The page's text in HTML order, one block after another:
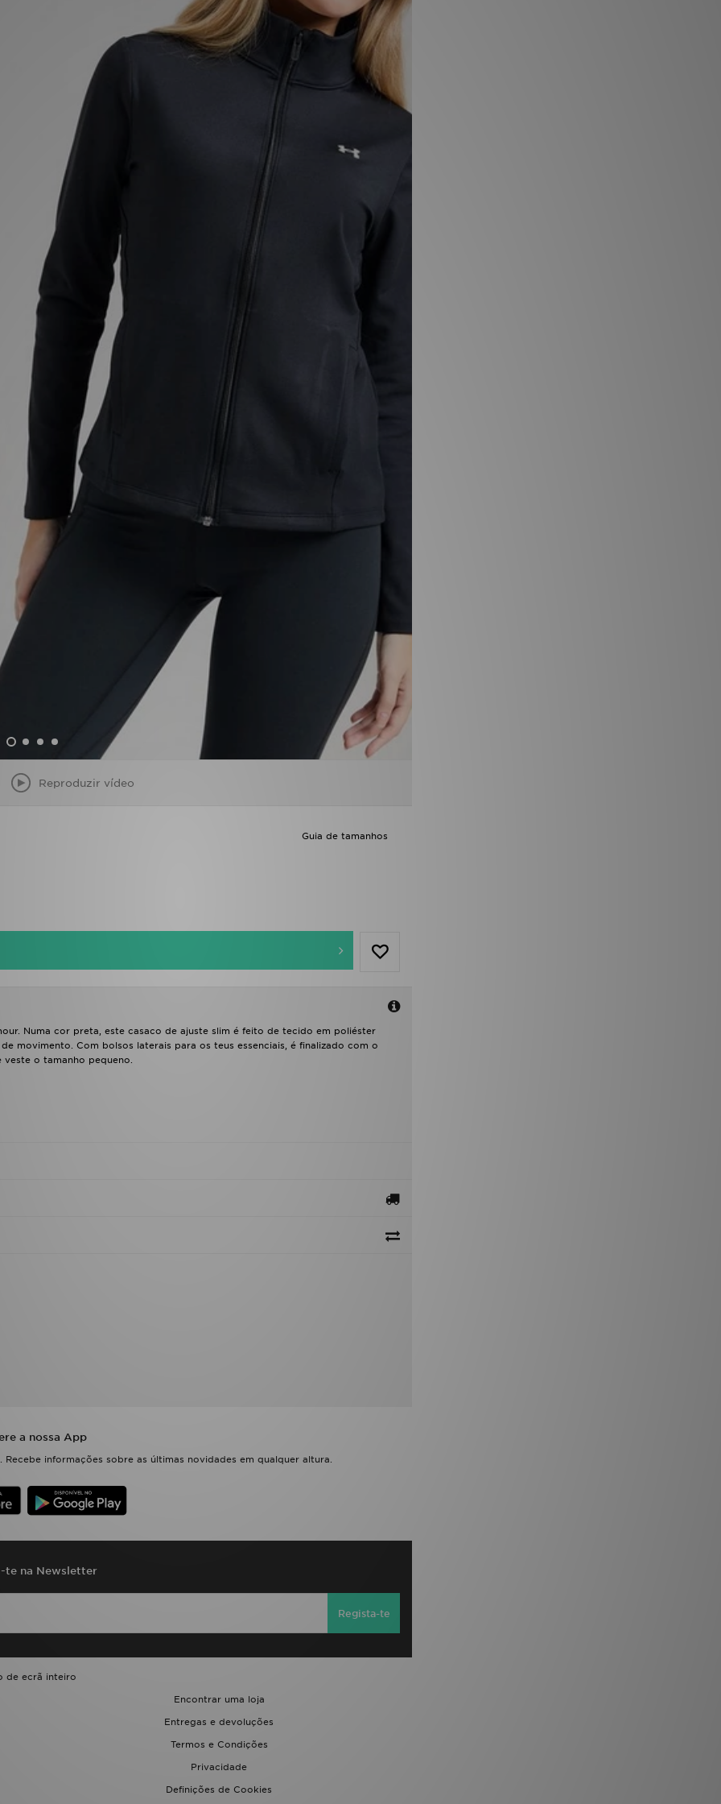
Reproduzir vídeo
Guia de tamanhos
Numa cor preta, este casaco de ajuste slim é feito de tecido em poliéster
movimento. Com bolsos laterais para os teus essenciais, é finalizado com o
veste o tamanho pequeno.
a nossa App
informações sobre as últimas novidades em qualquer altura.
te na Newsletter
Regista-te
de ecrã inteiro
Encontrar uma loja
Entregas e devoluções
Termos e Condições
Privacidade
Definições de Cookies